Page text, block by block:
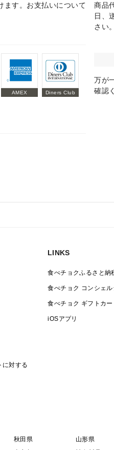
ます。お支払いについて
AMEX Diners Club
商品
日、
さい。
万が
確認
に対する
LINKS
食べチョクふるさと納
食べチョク コンシェル
食べチョク ギフトカー
iOSアプリ
秋田県 山形県